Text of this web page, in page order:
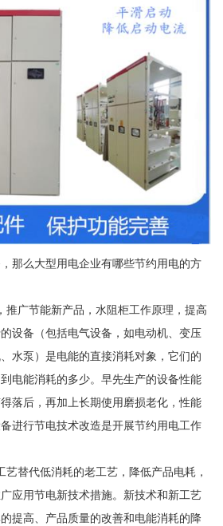
那么大型用电企业有哪些节约用电的方
推广节能新产品，水阻柜工作原理，提高
设备（包括电气设备，如电动机、变压
水泵）是电能的直接消耗对象，它们的
电能消耗的多少。早先生产的设备性能
落后，再加上长期使用磨损老化，性能
进行节电技术改造是开展节约用电工作
替代低消耗的老工艺，降低产品电耗，
应用节电新技术措施。新技术和新工艺
提高、产品质量的改善和电能消耗的降